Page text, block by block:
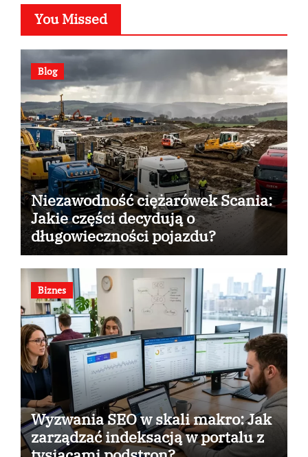
You Missed
Blog
Niezawodność ciężarówek Scania:
Jakie części decydują o
długowieczności pojazdu?
Biznes
Wyzwania SEO w skali makro: Jak
zarządzać indeksacją w portalu z